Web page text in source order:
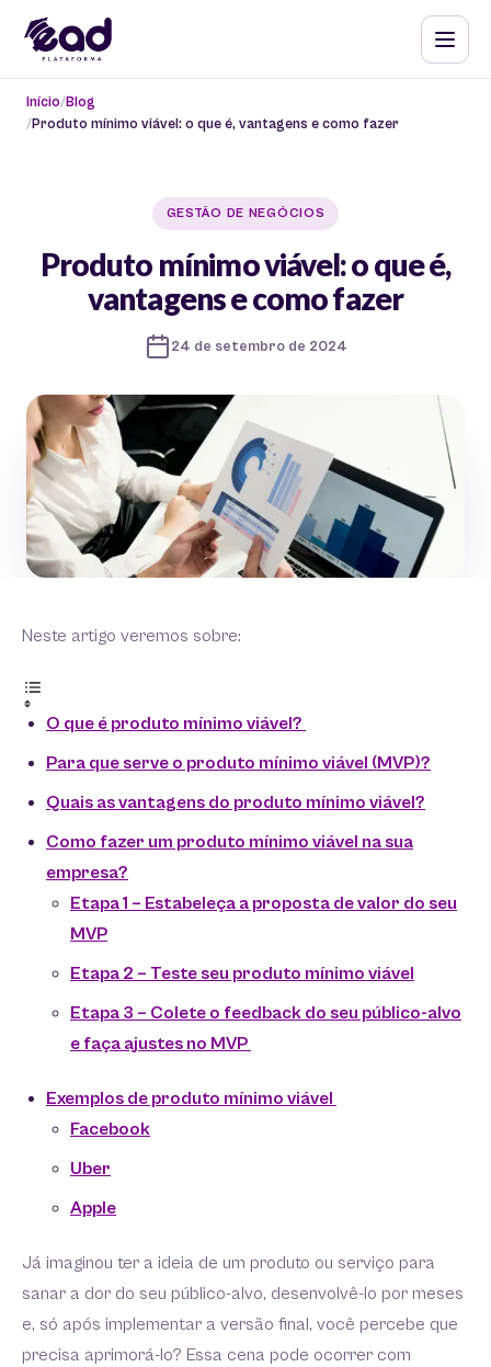
Início Blog
Produto mínimo viável: o que é, vantagens e como fazer
GESTÃO DE NEGÓCIOS
Produto mínimo viável: o que é,
vantagens e como fazer
24 de setembro de 2024
Neste artigo veremos sobre:
O que é produto mínimo viável?
Para que serve o produto mínimo viável (MVP)?
Quais as vantagens do produto mínimo viável?
Como fazer um produto mínimo viável na sua
empresa?
Etapa 1 – Estabeleça a proposta de valor do seu
MVP
Etapa 2 – Teste seu produto mínimo viável
Etapa 3 – Colete o feedback do seu público-alvo
e faça ajustes no MVP
Exemplos de produto mínimo viável
Facebook
Uber
Apple
Já imaginou ter a ideia de um produto ou serviço para
sanar a dor do seu público-alvo, desenvolvê-lo por meses
e, só após implementar a versão final, você percebe que
precisa aprimorá-lo? Essa cena pode ocorrer com